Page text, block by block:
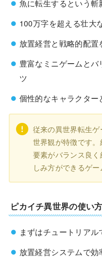
魚に転生するという
100万字を超える壮大
放置経営と戦略的配
豊富なミニゲームと
ツ
個性的なキャラクター
従来の異世界転生
世界観が特徴です
要素がバランス良
しみ方ができるゲー
ピカイチ異世界の使い方
まずはチュートリア
放置経営システムで